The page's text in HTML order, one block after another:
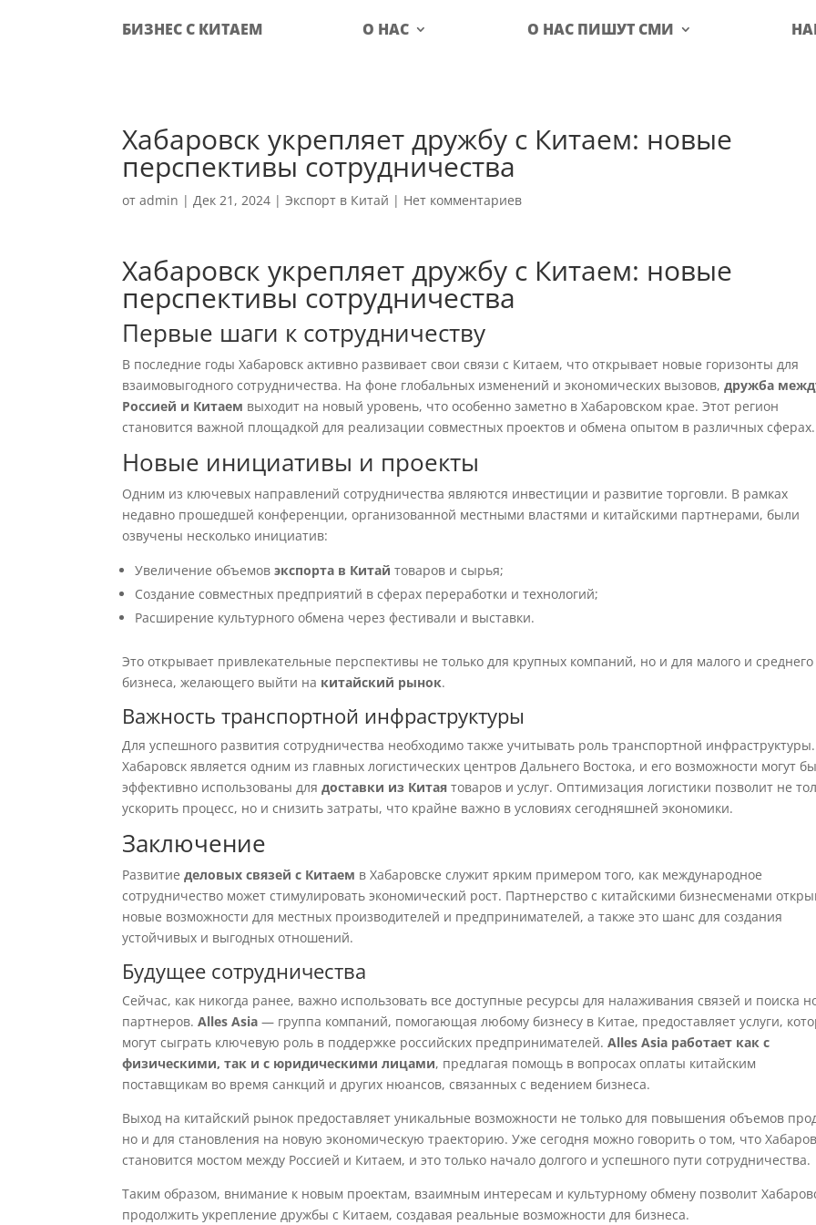
БИЗНЕС С КИТАЕМ О НАС О НАС ПИШУТ СМИ
Хабаровск укрепляет дружбу с Китаем: новые
перспективы сотрудничества
отadmin |Дек 21, 2024 |Экспорт в Китай | Нет комментариев
Хабаровск укрепляет дружбу с Китаем: новые
перспективы сотрудничества
Первые шаги к сотрудничеству
В последние годы Хабаровск активно развивает свои связи с Китаем, что открывает новые горизонты для
взаимовыгодного сотрудничества. На фоне глобальных изменений и экономических вызовов,дружба
Россией и Китаем выходит на новый уровень, что особенно заметно в Хабаровском крае. Этот регион
становится важной площадкой для реализации совместных проектов и обмена опытом в различных сферах.
Новые инициативы и проекты
Одним из ключевых направлений сотрудничества являются инвестиции и развитие торговли. В рамках
недавно прошедшей конференции, организованной местными властями и китайскими партнерами, были
озвучены несколько инициатив:
Увеличение объемовэкспорта в Китай товаров и сырья;
Создание совместных предприятий в сферах переработки и технологий;
Расширение культурного обмена через фестивали и выставки.
Это открывает привлекательные перспективы не только для крупных компаний, но и для малого и среднего
бизнеса, желающего выйти на китайский рынок.
Важность транспортной инфраструктуры
Для успешного развития сотрудничества необходимо также учитывать роль транспортной инфраструктуры.
Хабаровск является одним из главных логистических центров Дальнего Востока, и его возможности могут
эффективно использованы длядоставки из Китая товаров и услуг. Оптимизация логистики позволит не
ускорить процесс, но и снизить затраты, что крайне важно в условиях сегодняшней экономики.
Заключение
Развитиеделовых связей с Китаем в Хабаровске служит ярким примером того, как международное
сотрудничество может стимулировать экономический рост. Партнерство с китайскими бизнесменами
новые возможности для местных производителей и предпринимателей, а также это шанс для создания
устойчивых и выгодных отношений.
Будущее сотрудничества
Сейчас, как никогда ранее, важно использовать все доступные ресурсы для налаживания связей и поиска
партнеров.Alles Asia — группа компаний, помогающая любому бизнесу в Китае, предоставляет услуги,
могут сыграть ключевую роль в поддержке российских предпринимателей.Alles Asia работает как с
физическими, так и с юридическими лицами, предлагая помощь в вопросах оплаты китайским
поставщикам во время санкций и других нюансов, связанных с ведением бизнеса.
Выход на китайский рынок предоставляет уникальные возможности не только для повышения объемов
но и для становления на новую экономическую траекторию. Уже сегодня можно говорить о том, что
становится мостом между Россией и Китаем, и это только начало долгого и успешного пути сотрудничества.
Таким образом, внимание к новым проектам, взаимным интересам и культурному обмену позволит
продолжить укрепление дружбы с Китаем, создавая реальные возможности для бизнеса.